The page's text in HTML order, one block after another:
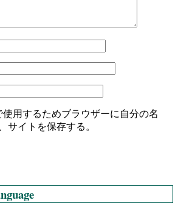
用するためブラウザーに自分の名
サイトを保存する。